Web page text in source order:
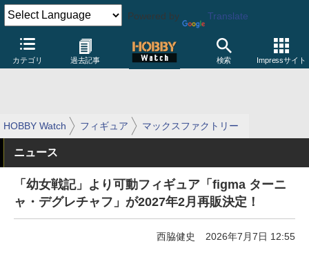
Powered by Translate
カテゴリ 過去記事 検索 Impressサイト
HOBBY Watch フィギュア マックスファクトリー
ニュース
「幼女戦記」より可動フィギュア「figma ターニ
ャ・デグレチャフ」が2027年2月再販決定！
西脇健史 2026年7月7日 12:55